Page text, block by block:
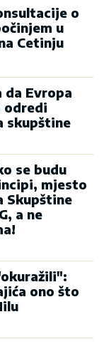
o
u
Cetinju
da Evropa
odredi
skupštine
se budu
mjesto
Skupštine
a ne
ono što